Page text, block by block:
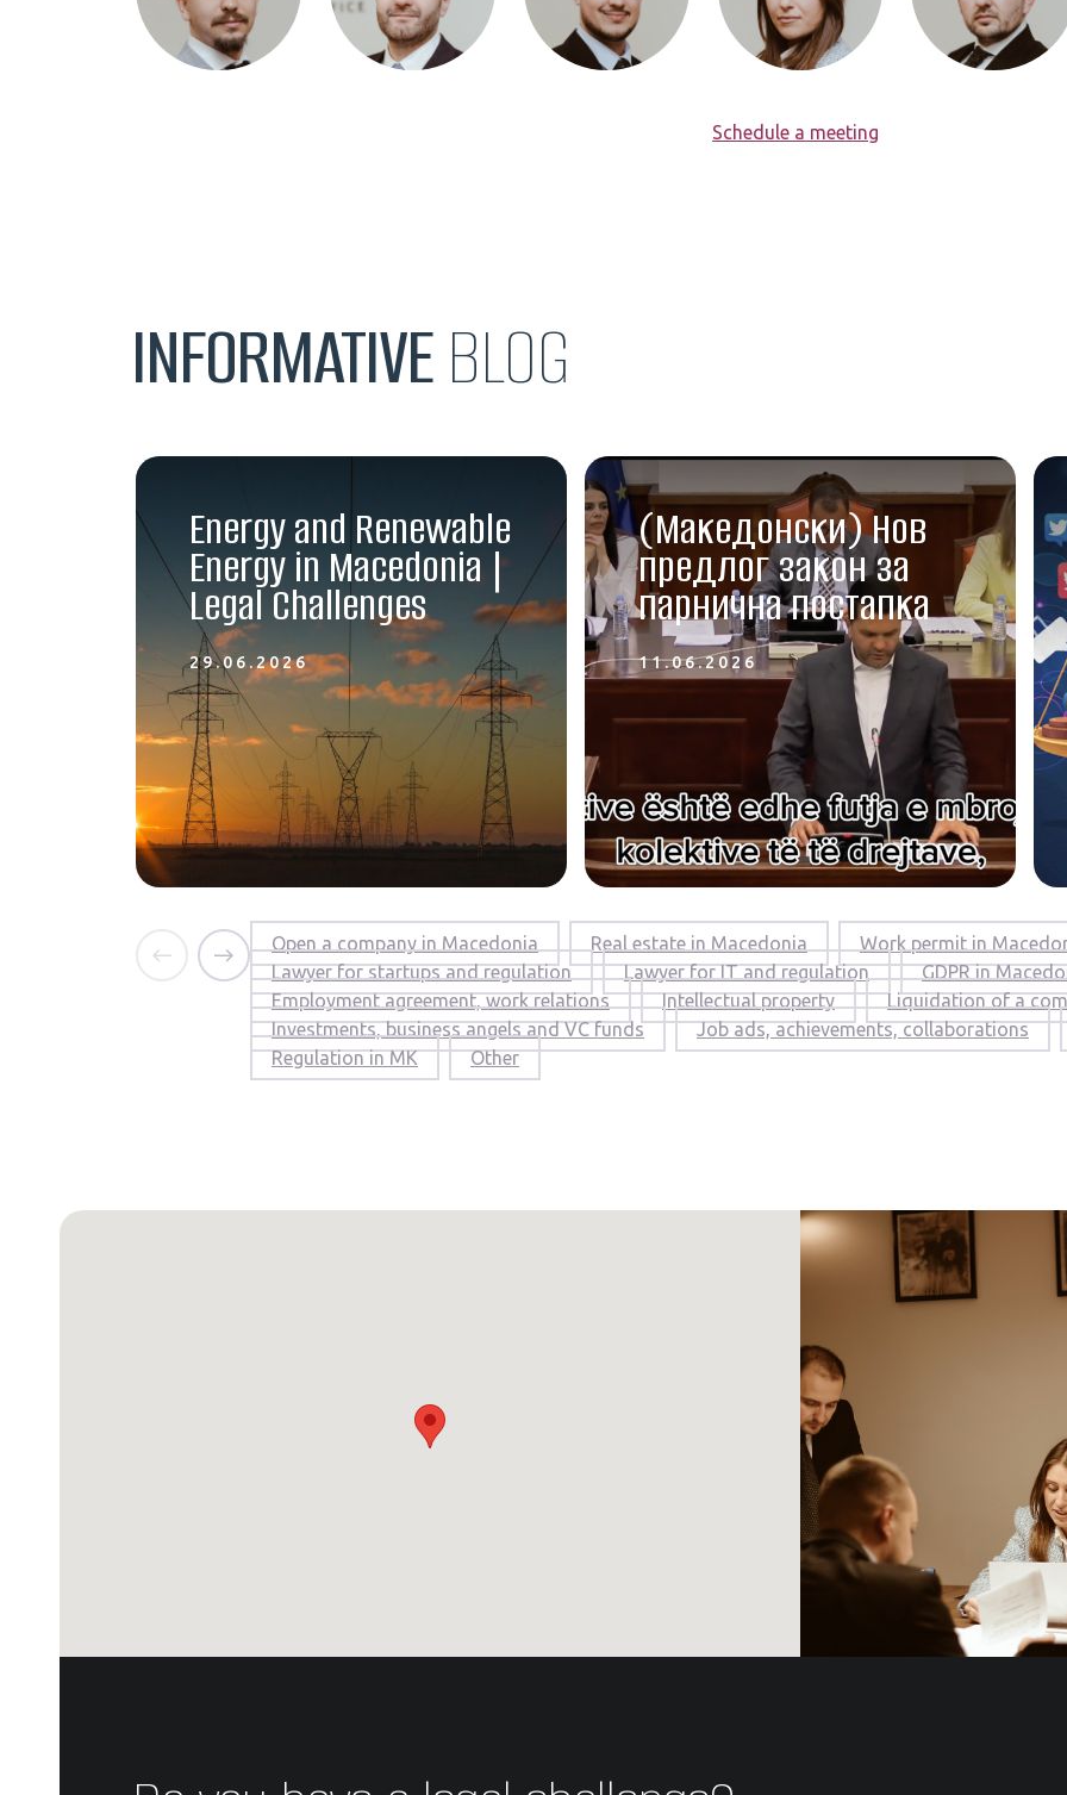
Schedule a meeting
INFORMATIVEBLOG
Energy and Renewable
Energy in Macedonia |
Legal Challenges
29.06.2026
(Македонски) Нов
предлог закон за
парнична постапка
11.06.2026
Open a company in Macedonia Real estate in Macedonia
Work permit in
Lawyer for startups and regulation
Lawyer for IT and regulation
GDPR in
Employment agreement, work relations
Intellectual property
Liquidation of a
Investments, business angels and VC funds
Job ads, achievements, collaborations
Regulation in MK
Other